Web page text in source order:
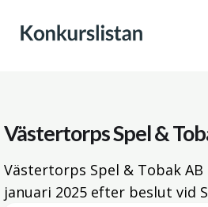
Västertorps Spel &
Västertorps Spel & Tobak
januari 2025 efter beslut vid